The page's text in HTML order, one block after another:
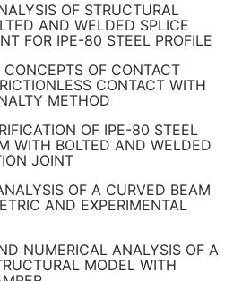
OF STRUCTURAL
AND WELDED SPLICE
FOR IPE-80 STEEL PROFILE
CONCEPTS OF CONTACT
CONTACT WITH
METHOD
OF IPE-80 STEEL
WITH BOLTED AND WELDED
JOINT
OF A CURVED BEAM
AND EXPERIMENTAL
NUMERICAL ANALYSIS OF A
MODEL WITH